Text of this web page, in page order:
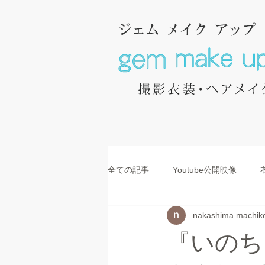
全ての記事 Youtube公開映像
コスチューム 美術
『いの
nakashima